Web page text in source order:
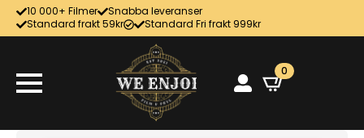
10 000+ Filmer
Snabba leveranser
Standard frakt 59kr
Standard Fri frakt 999kr
0